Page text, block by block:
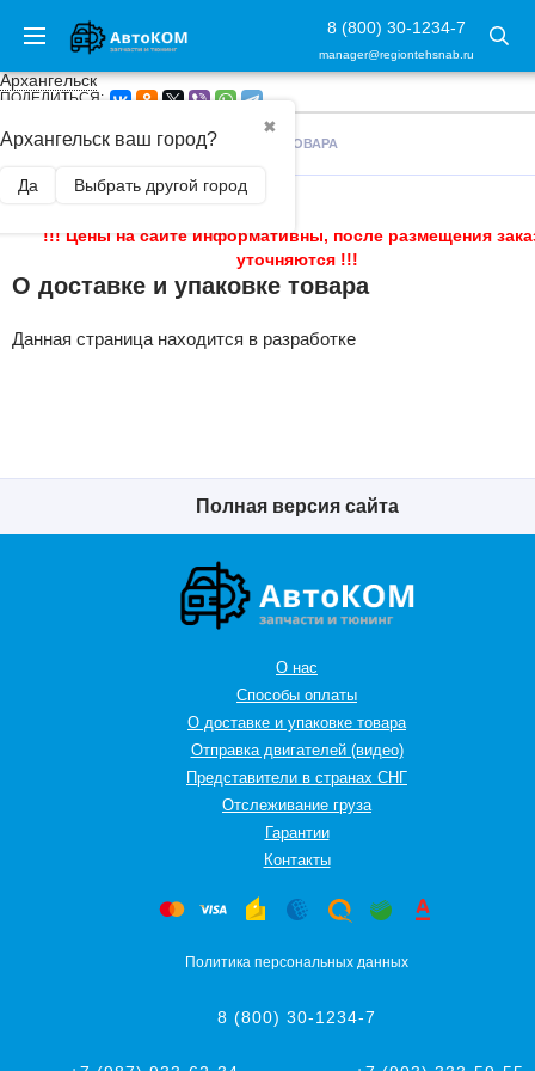
8 (800) 30-1234-7
manager@regiontehsnab.ru
Архангельск
✖
Архангельск ваш город?
Да Выбрать другой город
ПОДЕЛИТЬСЯ:
ГЛАВНАЯ / О ДОСТАВКЕ И УПАКОВКЕ ТОВАРА
!!! Цены на сайте информативны, после размещения
уточняются !!!
О доставке и упаковке товара
Данная страница находится в разработке
Полная версия сайта
О нас
Способы оплаты
О доставке и упаковке товара
Отправка двигателей (видео)
Представители в странах СНГ
Oтслеживание груза
Гарантии
Контакты
Политика персональных данных
8 (800) 30-1234-7